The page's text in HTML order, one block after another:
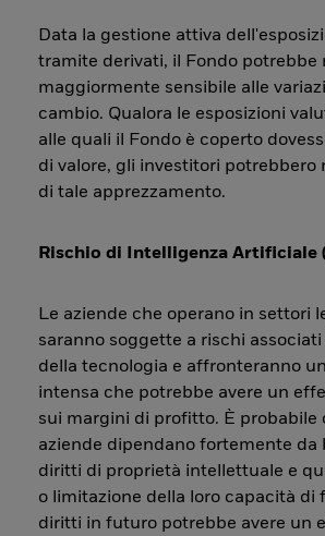
Data la gestione attiva
tramite derivati, il Fondo potrebbe
maggiormente sensibile alle
cambio. Qualora le esposizioni
alle quali il Fondo è coperto
di valore, gli investitori potrebbero
di tale apprezzamento.
Rischio di Intelligenza Artificiale
Le aziende che operano in settori
saranno soggette a rischi
della tecnologia e affronteranno
intensa che potrebbe avere un
sui margini di profitto. È probabile
aziende dipendano fortemente da
diritti di proprietà intellettuale e
o limitazione della loro capacità di
diritti in futuro potrebbe avere un